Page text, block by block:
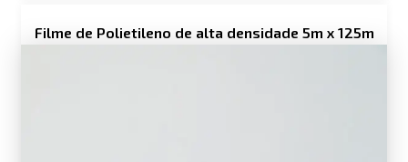
Filme de Polietileno de alta densidade 5m x 125m